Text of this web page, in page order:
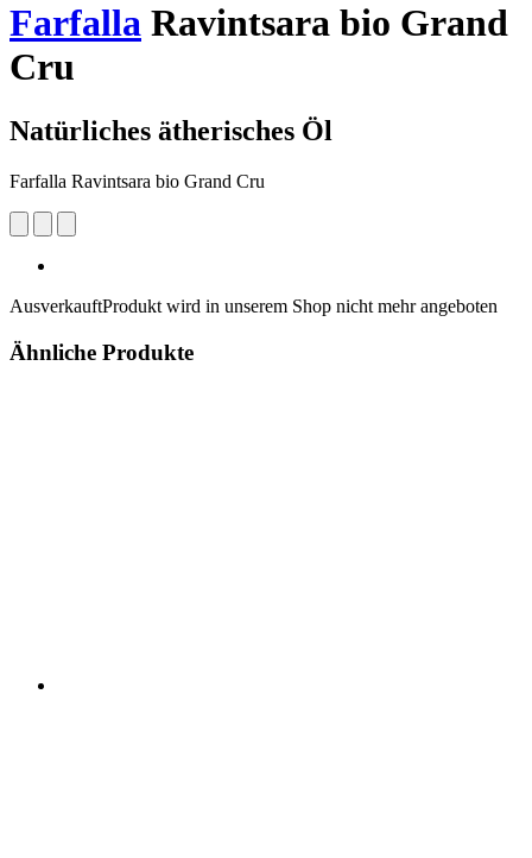
Farfalla Ravintsara bio Grand
Cru
Natürliches ätherisches Öl
Farfalla Ravintsara bio Grand Cru
AusverkauftProdukt wird in unserem Shop nicht mehr angeboten
Ähnliche Produkte